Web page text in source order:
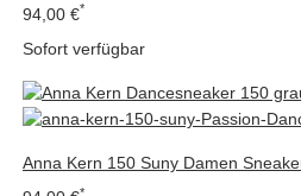
94,00 €*
Sofort verfügbar
Anna Kern 150 Suny Damen
*